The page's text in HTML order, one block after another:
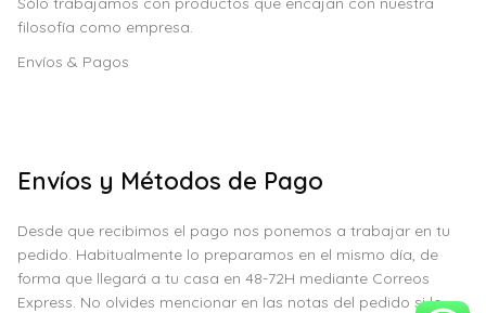
filosofía como empresa.
Envíos & Pagos
Envíos y Métodos de Pago
Desde que recibimos el pago nos ponemos a trabajar en tu
pedido. Habitualmente lo preparamos en el mismo día, de
forma que llegará a tu casa en 48-72H mediante Correos
Express. No olvides mencionar en las notas del pedido si lo